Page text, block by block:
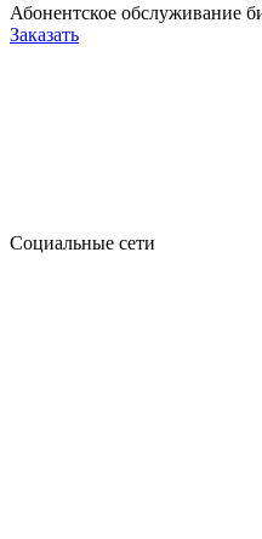
Абонентское обслуживание
Заказать
Социальные сети